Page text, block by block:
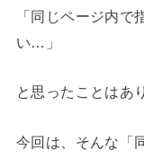
「同じページ内
い…」
と思ったことはあ
今回は、そんな「